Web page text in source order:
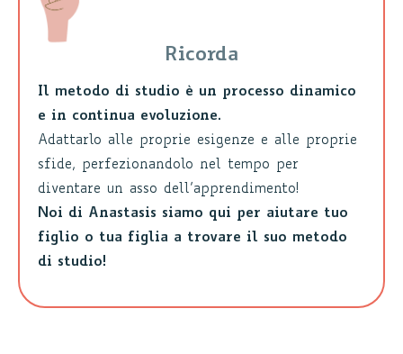
Ricorda
Il metodo di studio è un processo dinamico
e in continua evoluzione.
Adattarlo alle proprie esigenze e alle proprie
sfide, perfezionandolo nel tempo per
diventare un asso dell’apprendimento!
Noi di Anastasis siamo qui per aiutare tuo
figlio o tua figlia a trovare il suo metodo
di studio!